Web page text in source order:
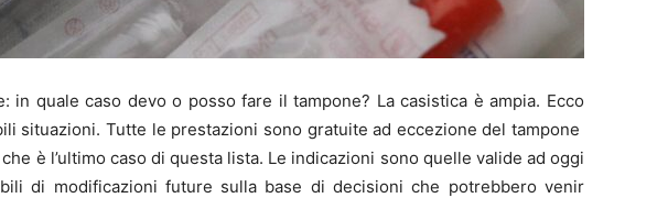
in quale caso devo o posso fare il tampone? La casistica è ampia. Ecco
situazioni. Tutte le prestazioni sono gratuite ad eccezione del tampone
è l’ultimo caso di questa lista. Le indicazioni sono quelle valide ad oggi
di modificazioni future sulla base di decisioni che potrebbero venir